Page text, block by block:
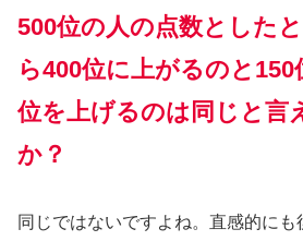
500位の人の点数とした
ら400位に上がるのと
位を上げるのは同じと言
か？
同じではないですよね。直感的に